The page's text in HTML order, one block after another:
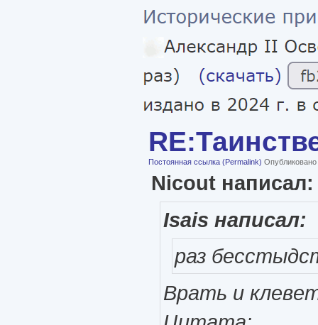
Постоянная ссылка (Permalink)
Nicout написал:
Isais написал:
раз
Врать и